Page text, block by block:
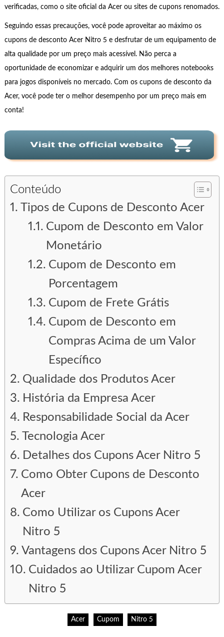
verificadas, como o site oficial da Acer ou sites de cupons renomados.
Seguindo essas precauções, você pode aproveitar ao máximo os
cupons de desconto Acer Nitro 5 e desfrutar de um equipamento de
alta qualidade por um preço mais acessível. Não perca a
oportunidade de economizar e adquirir um dos melhores notebooks
para jogos disponíveis no mercado. Com os cupons de desconto da
Acer, você pode ter o melhor desempenho por um preço mais em
conta!
Conteúdo
Tipos de Cupons de Desconto Acer
Cupom de Desconto em Valor
Monetário
Cupom de Desconto em
Porcentagem
Cupom de Frete Grátis
Cupom de Desconto em
Compras Acima de um Valor
Específico
Qualidade dos Produtos Acer
História da Empresa Acer
Responsabilidade Social da Acer
Tecnologia Acer
Detalhes dos Cupons Acer Nitro 5
Como Obter Cupons de Desconto
Acer
Como Utilizar os Cupons Acer
Nitro 5
Vantagens dos Cupons Acer Nitro 5
Cuidados ao Utilizar Cupom Acer
Nitro 5
Acer Cupom Nitro 5